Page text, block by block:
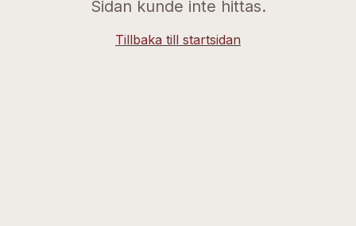
Sidan kunde inte hittas.
Tillbaka till startsidan